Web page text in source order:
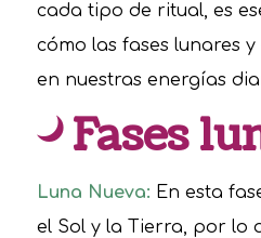
cada tipo de ritual, es
cómo las fases lunares
en nuestras energías
Fases
Luna Nueva: En esta
el Sol y la Tierra, por lo